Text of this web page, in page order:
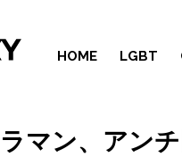
HOME LGBT
マン、アン